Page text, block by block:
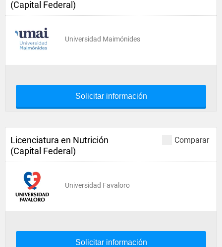
(Capital Federal)
Universidad Maimónides
Solicitar información
Comparar
Licenciatura en Nutrición
(Capital Federal)
Universidad Favaloro
Solicitar información